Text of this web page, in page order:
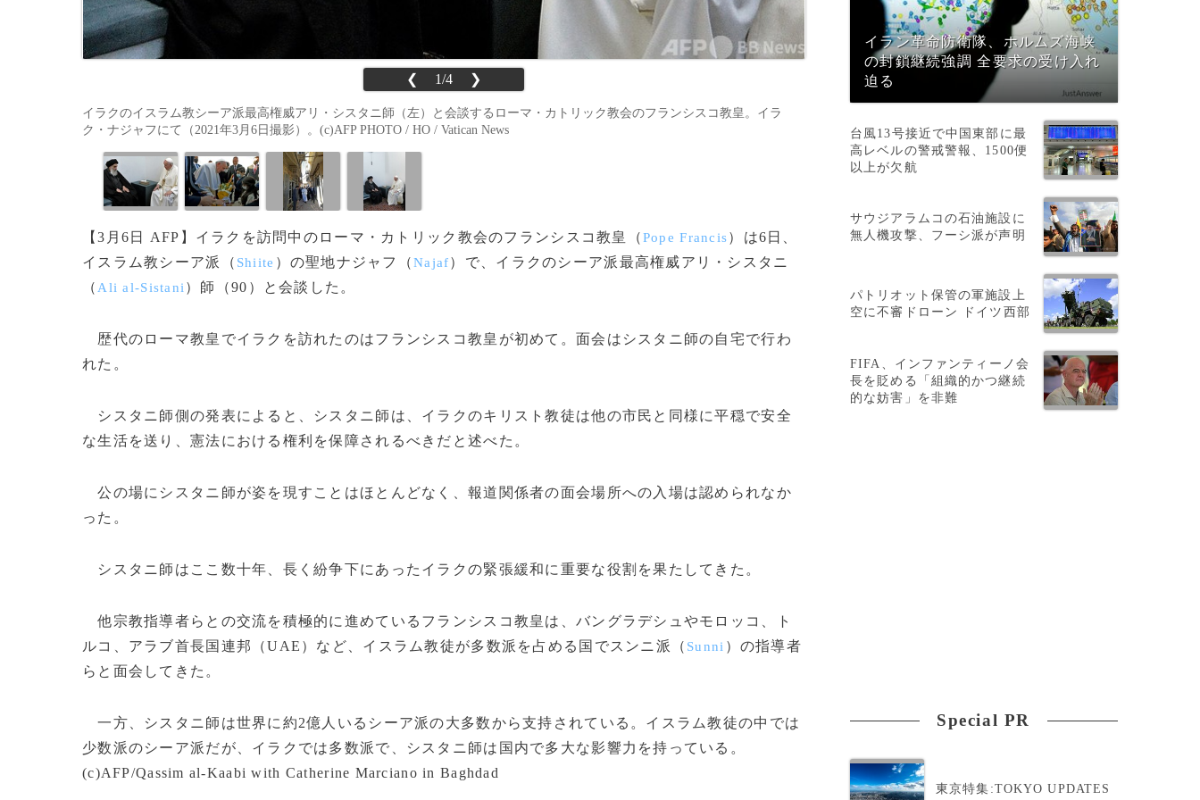
❮ 1/4 ❯
イラクのイスラム教シーア派最高権威アリ・シスタニ師（左）と会談するローマ・カトリック教会のフランシスコ教皇。イラ
ク・ナジャフにて（2021年3月6日撮影）。(c)AFP PHOTO / HO / Vatican News
【3月6日 AFP】イラクを訪問中のローマ・カトリック教会のフランシスコ教皇（Pope Francis）は6日、
イスラム教シーア派（ Shiite ）の聖地ナジャフ（Najaf）で、イラクのシーア派最高権威アリ・シスタニ
（ Ali al-Sistani ）師（90）と会談した。
歴代のローマ教皇でイラクを訪れたのはフランシスコ教皇が初めて。面会はシスタニ師の自宅で行わ
れた。
シスタニ師側の発表によると、シスタニ師は、イラクのキリスト教徒は他の市民と同様に平穏で安全
な生活を送り、憲法における権利を保障されるべきだと述べた。
公の場にシスタニ師が姿を現すことはほとんどなく、報道関係者の面会場所への入場は認められなか
った。
シスタニ師はここ数十年、長く紛争下にあったイラクの緊張緩和に重要な役割を果たしてきた。
他宗教指導者らとの交流を積極的に進めているフランシスコ教皇は、バングラデシュやモロッコ、ト
ルコ、アラブ首長国連邦（UAE）など、イスラム教徒が多数派を占める国でスンニ派（ Sunni ）の指導者
らと面会してきた。
一方、シスタニ師は世界に約2億人いるシーア派の大多数から支持されている。イスラム教徒の中では
少数派のシーア派だが、イラクでは多数派で、シスタニ師は国内で多大な影響力を持っている。
(c)AFP/Qassim al-Kaabi with Catherine Marciano in Baghdad
イラン革命防衛隊、ホルムズ海峡
の封鎖継続強調 全要求の受け入れ
迫る
台風13号接近で中国東部に最
高レベルの警戒警報、1500便
以上が欠航
サウジアラムコの石油施設に
無人機攻撃、フーシ派が声明
パトリオット保管の軍施設上
空に不審ドローン ドイツ西部
FIFA、インファンティーノ会
長を貶める「組織的かつ継続
的な妨害」を非難
Special PR
東京特集:TOKYO UPDATES